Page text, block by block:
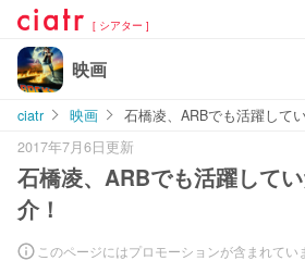
[ シアター ]
映画
ciatr 映画
石橋凌、ARBでも活躍して
2017年7月6日更新
石橋凌、ARBでも活躍して
介！
このページにはプロモーションが含まれてい